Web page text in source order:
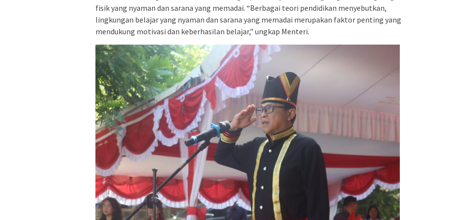
fisik yang nyaman dan sarana yang memadai. “Berbagai teori pendidikan menyebutkan,
lingkungan belajar yang nyaman dan sarana yang memadai merupakan faktor penting yang
mendukung motivasi dan keberhasilan belajar,” ungkap Menteri.